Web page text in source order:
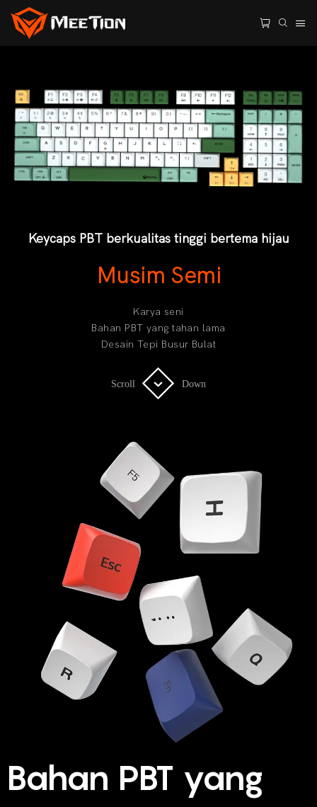
Keycaps PBT berkualitas tinggi bertema hijau
Musim Semi
Karya seni
Bahan PBT yang tahan lama
Desain Tepi Busur Bulat
Scroll Down
Scroll Down
Bahan PBT yang